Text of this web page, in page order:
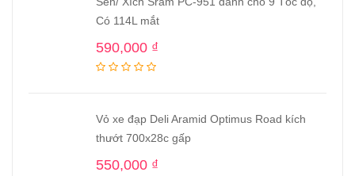
Có 114L mắt
590,000 ₫
Vỏ xe đạp Deli Aramid Optimus Road kích
thướt 700x28c gấp
550,000 ₫